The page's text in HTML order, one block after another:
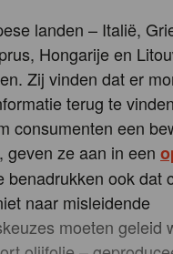
landen – Italië,
Hongarije en
Zij vinden dat er
terug te
consumenten een
geven ze aan in een
benadrukken ook dat
naar misleidende
moeten geleid